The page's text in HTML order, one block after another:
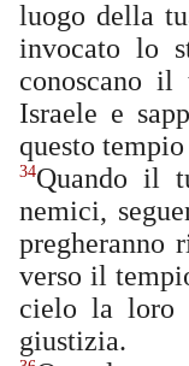
luogo della
invocato lo
conoscano
Israele e
questo
34Quando il
nemici,
pregheranno
verso il
cielo la loro
giustizia.